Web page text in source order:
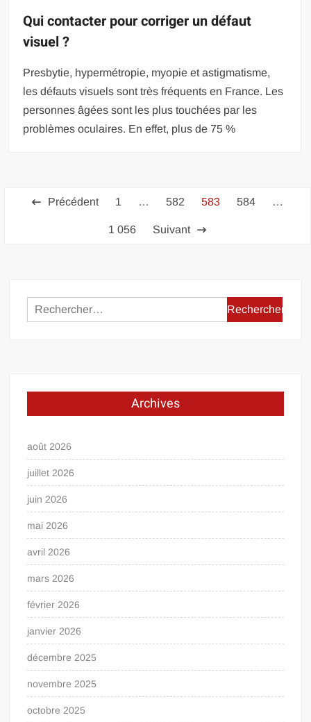
Qui contacter pour corriger un défaut
visuel ?
Presbytie, hypermétropie, myopie et astigmatisme,
les défauts visuels sont très fréquents en France. Les
personnes âgées sont les plus touchées par les
problèmes oculaires. En effet, plus de 75 %
Pagination
publications
Précédent 1 … 582 583 584 …
1 056 Suivant
Rechercher :
Archives
août 2026
juillet 2026
juin 2026
mai 2026
avril 2026
mars 2026
février 2026
janvier 2026
décembre 2025
novembre 2025
octobre 2025